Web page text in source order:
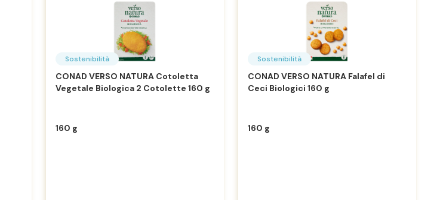
Sostenibilità
CONAD VERSO NATURA Cotoletta
Vegetale Biologica 2 Cotolette 160 g
160 g
Sostenibilità
CONAD VERSO NATURA Falafel di
Ceci Biologici 160 g
160 g